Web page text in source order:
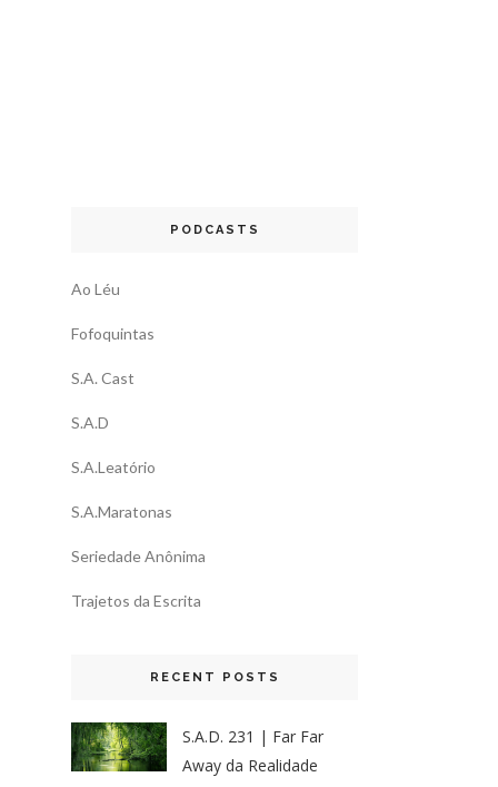
PODCASTS
Ao Léu
Fofoquintas
S.A. Cast
S.A.D
S.A.Leatório
S.A.Maratonas
Seriedade Anônima
Trajetos da Escrita
RECENT POSTS
S.A.D. 231 | Far Far
Away da Realidade